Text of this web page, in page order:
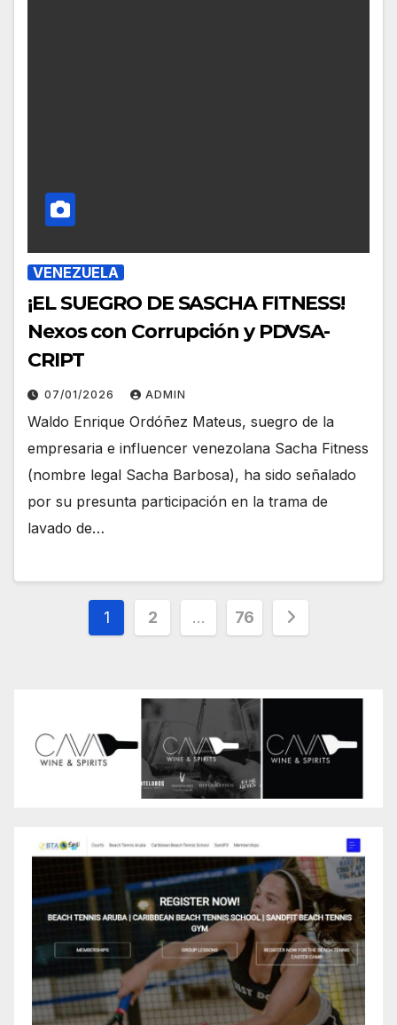
VENEZUELA
¡EL SUEGRO DE SASCHA FITNESS!
Nexos con Corrupción y PDVSA-
CRIPT
07/01/2026 ADMIN
Waldo Enrique Ordóñez Mateus, suegro de la
empresaria e influencer venezolana Sacha Fitness
(nombre legal Sacha Barbosa), ha sido señalado
por su presunta participación en la trama de
lavado de…
Paginación
entradas
1 2 … 76